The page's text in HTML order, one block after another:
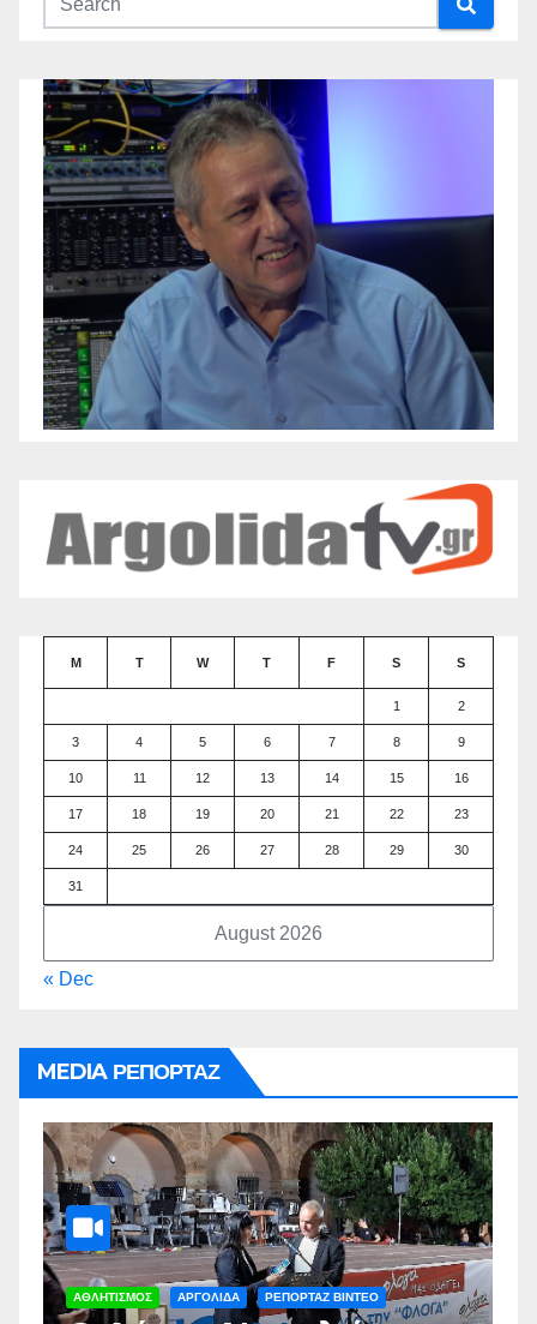
August 2026
M T W T F S S
1 2
3 4 5 6 7 8 9
10 11 12 13 14 15 16
17 18 19 20 21 22 23
24 25 26 27 28 29 30
31
« Dec
MEDIA ΡΕΠΟΡΤΑΖ
ΑΡΓΟΛΙΔΑ ΡΕΠΟΡΤΑΖ ΒΙΝΤΕΟ